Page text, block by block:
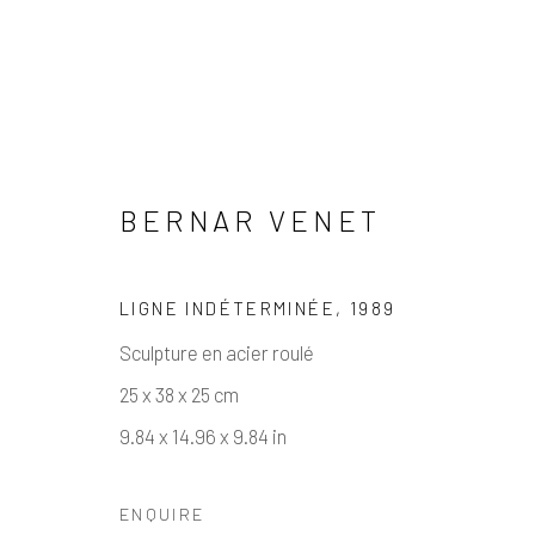
NEW ACQUISITIONS
BERNAR VENET
LIGNE INDÉTERMINÉE , 1989
Sculpture en acier roulé
25 x 38 x 25 cm
9.84 x 14.96 x 9.84 in
ENQUIRE